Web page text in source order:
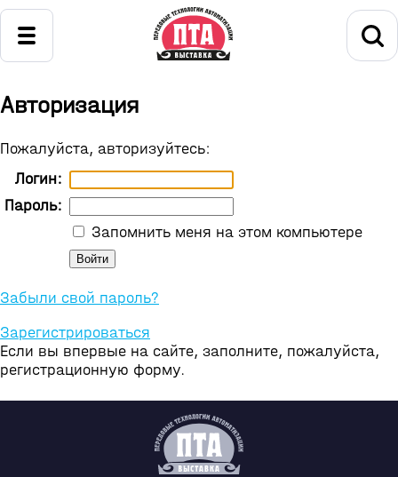
Авторизация
Пожалуйста, авторизуйтесь:
Логин:
Пароль:
Запомнить меня на этом компьютере
Забыли свой пароль?
Зарегистрироваться
Если вы впервые на сайте, заполните, пожалуйста,
регистрационную форму.